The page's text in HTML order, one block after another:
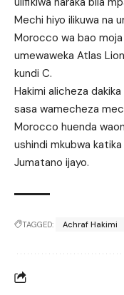
Mechi hiyo ilikuwa na
Morocco wa bao
umewaweka Atlas
kundi C.
Hakimi alicheza
sasa wamecheza
Morocco huenda
ushindi mkubwa
Jumatano ijayo.
TAGGED: Achraf Hakimi